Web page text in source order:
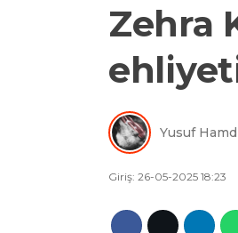
Zehra
Yusuf
Giriş: 26-05-2025 18:23